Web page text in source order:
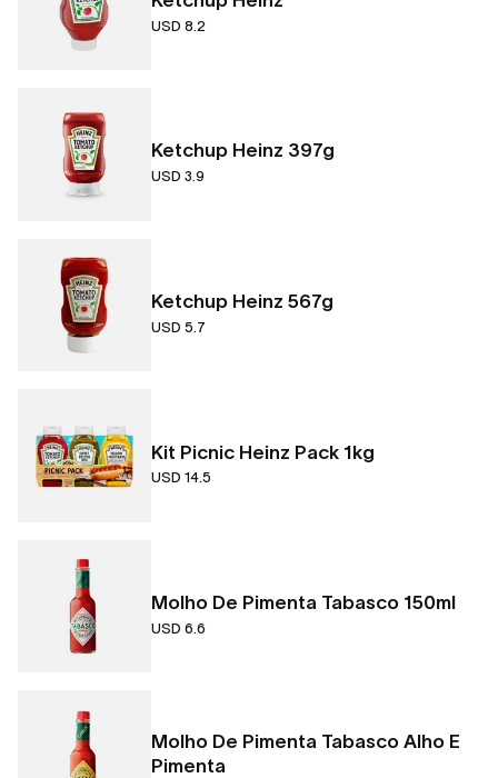
USD 8.2
Ketchup Heinz 397g
USD 3.9
Ketchup Heinz 567g
USD 5.7
Kit Picnic Heinz Pack 1kg
USD 14.5
Molho De Pimenta Tabasco 150ml
USD 6.6
Molho De Pimenta Tabasco Alho E
Pimenta